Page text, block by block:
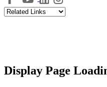
Display Page